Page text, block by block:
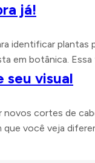
já!
identificar
em botânica.
seu visual
cortes de
você veja